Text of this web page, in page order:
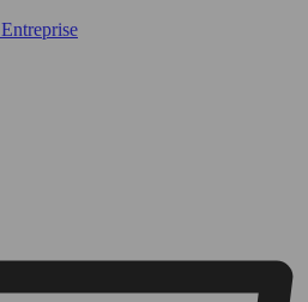
Entreprise